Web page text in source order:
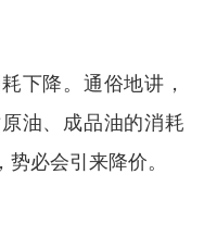
下降。通俗地讲，
油、成品油的消耗
必会引来降价。